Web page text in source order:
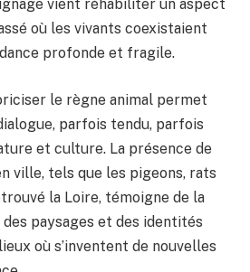
vient réhabiliter un aspect
où les vivants coexistaient
profonde et fragile.
le règne animal permet
parfois tendu, parfois
et culture. La présence de
ville, tels que les pigeons, rats
la Loire, témoigne de la
paysages et des identités
où s’inventent de nouvelles